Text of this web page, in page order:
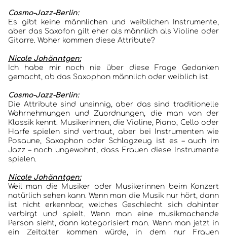
Cosmo-Jazz-Berlin:
Es gibt keine männlichen und weiblichen Instrumente,
aber das Saxofon gilt eher als männlich als Violine oder
Gitarre. Woher kommen diese Attribute?
Nicole Johänntgen:
Ich habe mir noch nie über diese Frage Gedanken
gemacht, ob das Saxophon männlich oder weiblich ist.
Cosmo-Jazz-Berlin:
Die Attribute sind unsinnig, aber das sind traditionelle
Wahrnehmungen und Zuordnungen, die man von der
Klassik kennt. Musikerinnen, die Violine, Piano, Cello oder
Harfe spielen sind vertraut, aber bei Instrumenten wie
Posaune, Saxophon oder Schlagzeug ist es – auch im
Jazz – noch ungewohnt, dass Frauen diese Instrumente
spielen.
Nicole Johänntgen:
Weil man die Musiker oder Musikerinnen beim Konzert
natürlich sehen kann. Wenn man die Musik nur hört, dann
ist nicht erkennbar, welches Geschlecht sich dahinter
verbirgt und spielt. Wenn man eine musikmachende
Person sieht, dann kategorisiert man. Wenn man jetzt in
ein Zeitalter kommen würde, in dem nur Frauen